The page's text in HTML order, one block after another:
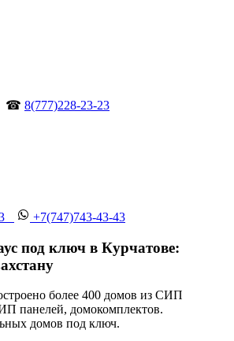
☎ 8(777)228-23-23
+7(747)743-43-43
под ключ в Курчатове:
более 400 домов из СИП
панелей, домокомплектов.
домов под ключ.